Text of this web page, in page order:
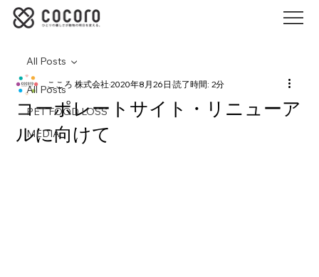
All Posts
PET FOOD LOSS
MEDIA
All Posts
コーポレートサイト・リニューア
ルに向けて
こころ 株式会社2020年8月26日読了時間: 2分